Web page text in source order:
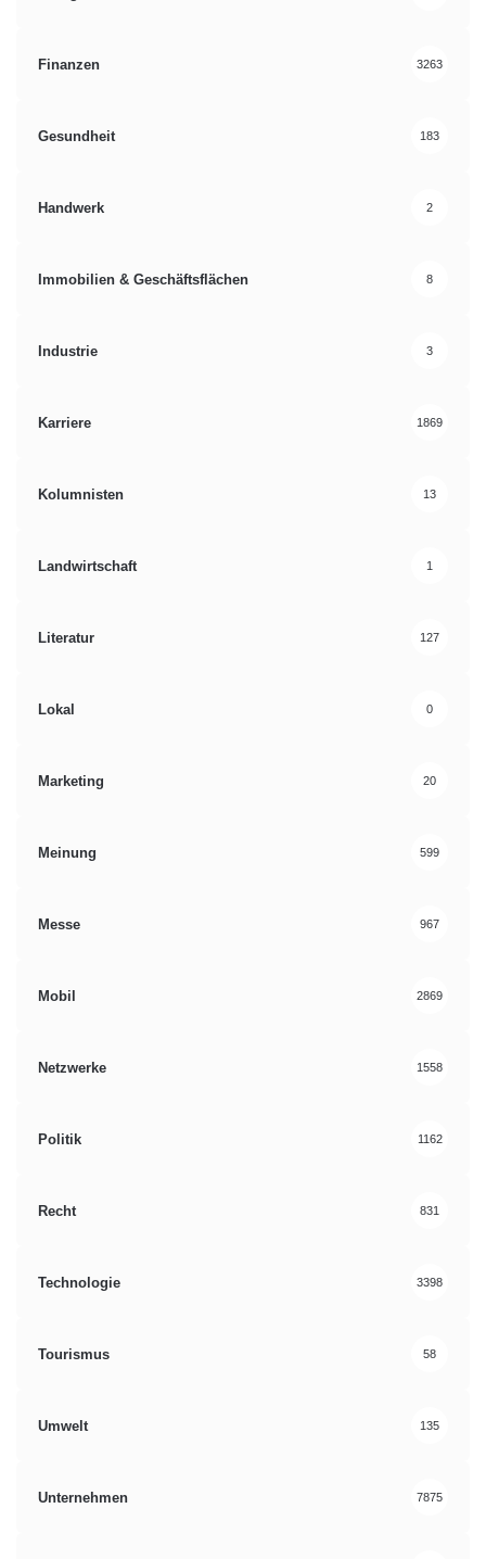
Finanzen 3263
Gesundheit 183
Handwerk 2
Immobilien & Geschäftsflächen 8
Industrie 3
Karriere 1869
Kolumnisten 13
Landwirtschaft 1
Literatur 127
Lokal 0
Marketing 20
Meinung 599
Messe 967
Mobil 2869
Netzwerke 1558
Politik 1162
Recht 831
Technologie 3398
Tourismus 58
Umwelt 135
Unternehmen 7875